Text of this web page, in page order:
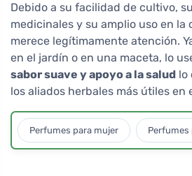
Debido a su facilidad de cultivo,
medicinales y su amplio uso en la
merece legítimamente atención.
en el jardín o en una maceta, lo
sabor suave y apoyo a la salud lo
los aliados herbales más útiles en
Perfumes para mujer Perfumes